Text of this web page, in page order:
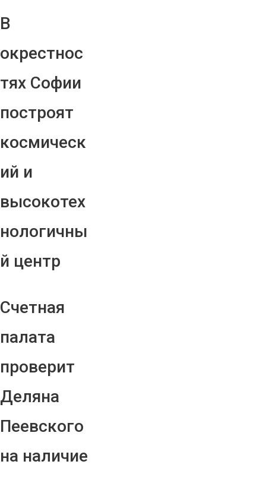
В
окрестнос
тях Софии
построят
космическ
ий и
высокотех
нологичны
й центр
Счетная
палата
проверит
Деляна
Пеевского
на наличие